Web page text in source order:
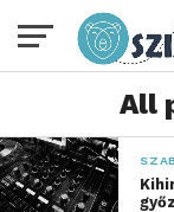
All